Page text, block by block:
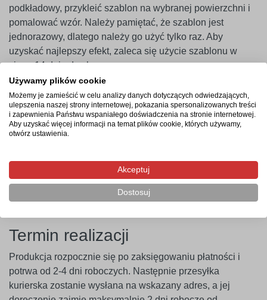
podkładowy, przykleić szablon na wybranej powierzchni i
pomalować wzór. Należy pamiętać, że szablon jest
jednorazowy, dlatego należy go użyć tylko raz. Aby
uzyskać najlepszy efekt, zaleca się użycie szablonu w
ciągu 14 dni od zakupu.
niepylących powierzchni. W przypadku ścian pokrytych
farbami o wysokiej zawartości lateksu (np. ceramicznymi,
plamoodpornymi) zalecamy wcześniejsze
ponosi odpowiedzialności za nieprawidłowe zastosowanie
produktu. Szablon należy montować minimum 14 dni po
Termin realizacji
Produkcja rozpocznie się po zaksięgowaniu płatności i
potrwa od 2-4 dni roboczych. Następnie przesyłka
kurierska zostanie wysłana na wskazany adres, a jej
Używamy plików cookie
Możemy je zamieścić w celu analizy danych dotyczących odwiedzających,
ulepszenia naszej strony internetowej, pokazania spersonalizowanych treści
i zapewnienia Państwu wspaniałego doświadczenia na stronie internetowej.
Aby uzyskać więcej informacji na temat plików cookie, których używamy,
otwórz ustawienia.
Akceptuj
Dostosuj